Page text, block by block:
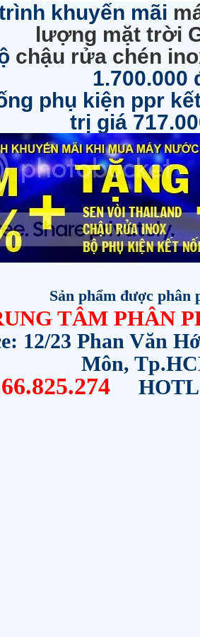
khuyến mãi
lượng mặt trời
chậu rửa chén
1.700.000
phụ kiện ppr
trị giá
Sản phẩm được phân
TÂM PHÂN
12/23 Phan Văn
Môn,